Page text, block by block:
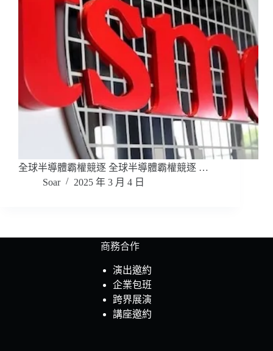
全球半導體霸權競逐 全球半導體霸權競逐 …
Soar
2025 年 3 月 4 日
商務合作
演出邀約
企業包班
跨界展演
講座邀約